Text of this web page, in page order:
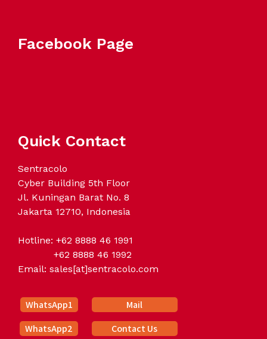
Facebook Page
Quick Contact
Sentracolo
Cyber Building 5th Floor
Jl. Kuningan Barat No. 8
Jakarta 12710, Indonesia
Hotline: +62 8888 46 1991
+62 8888 46 1992
Email: sales[at]sentracolo.com
WhatsApp1
WhatsApp2
Mail
Contact Us